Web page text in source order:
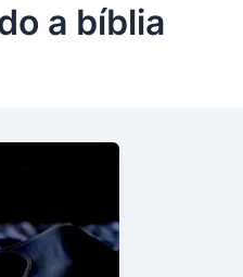
a bíblia